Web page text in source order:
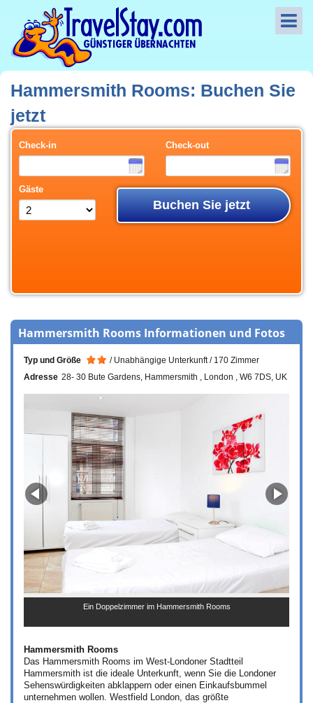
Hammersmith Rooms: Buchen Sie
jetzt
Check-in Check-out
Gäste
Buchen Sie jetzt
Hammersmith Rooms Informationen und Fotos
Typ und Größe Unabhängige Unterkunft
170 Zimmer
Adresse 28- 30 Bute Gardens Hammersmith London W6 7DS UK
Ein Doppelzimmer im Hammersmith Rooms
Hammersmith Rooms
Das Hammersmith Rooms im West-Londoner Stadtteil
Hammersmith ist die ideale Unterkunft, wenn Sie die Londoner
Sehenswürdigkeiten abklappern oder einen Einkaufsbummel
unternehmen wollen. Westfield London, das größte